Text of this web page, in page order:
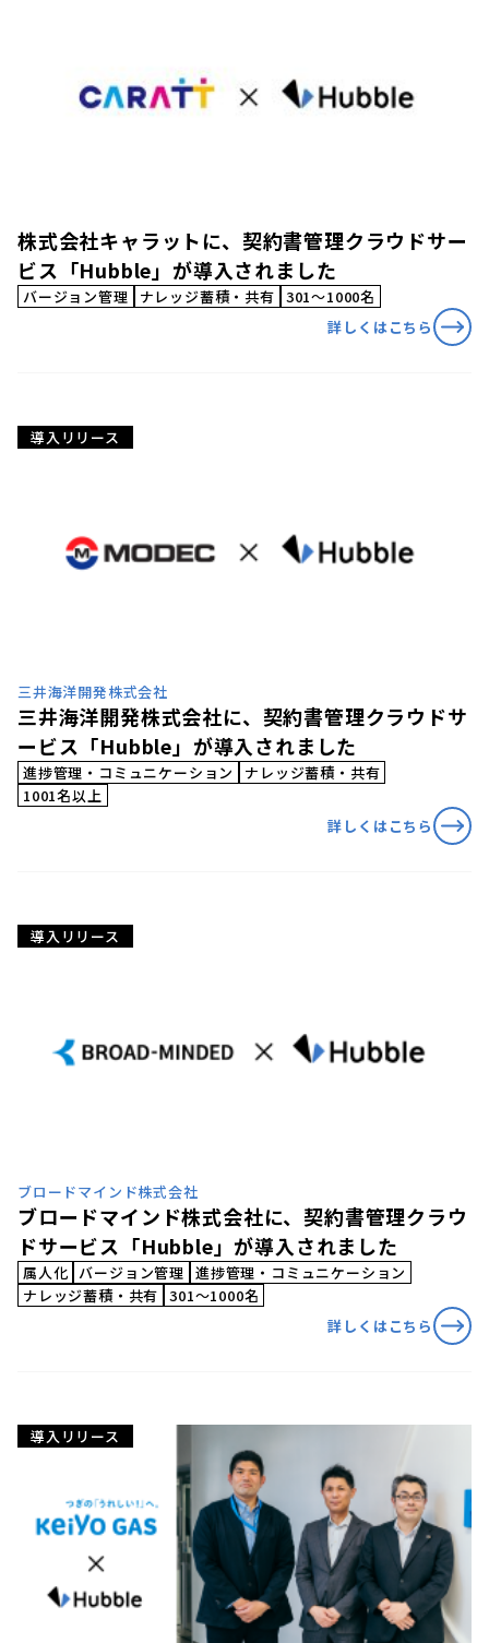
株式会社キャラットに、契約書管理クラウドサー
ビス「Hubble」が導入されました
バージョン管理 ナレッジ蓄積・共有 301〜1000名
詳しくはこちら
導入リリース
三井海洋開発株式会社
三井海洋開発株式会社に、契約書管理クラウドサ
ービス「Hubble」が導入されました
進捗管理・コミュニケーション
ナレッジ蓄積・共有
1001名以上
詳しくはこちら
導入リリース
ブロードマインド株式会社
ブロードマインド株式会社に、契約書管理クラウ
ドサービス「Hubble」が導入されました
属人化 バージョン管理 進捗管理・コミュニケーション
ナレッジ蓄積・共有 301〜1000名
詳しくはこちら
導入リリース